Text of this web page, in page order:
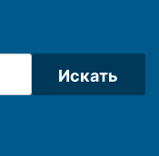
Искать